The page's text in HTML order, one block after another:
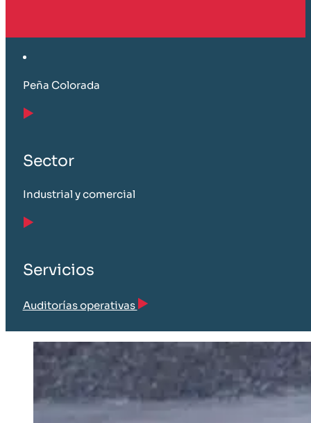
Peña Colorada
Sector
Industrial y comercial
Servicios
Auditorías operativas